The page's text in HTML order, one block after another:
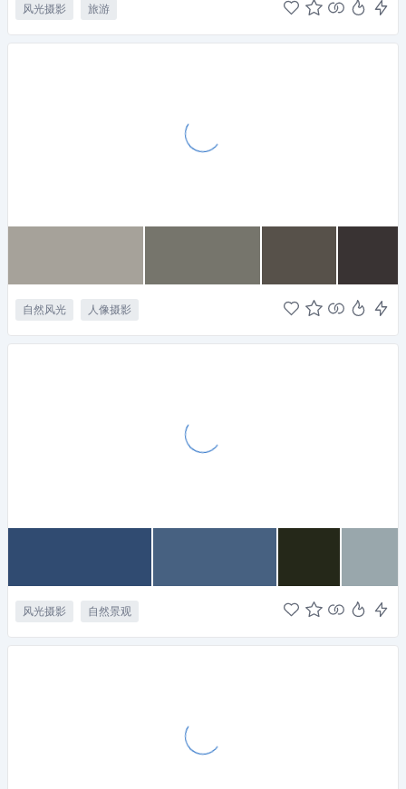
风光摄影 旅游
自然风光 人像摄影
风光摄影 自然景观